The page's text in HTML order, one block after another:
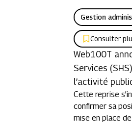
Gestion
Consulter
Web100T
Services
l’activité
Cette reprise
confirmer sa
mise en place